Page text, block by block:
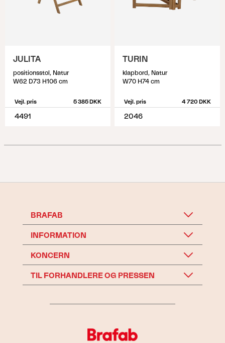
JULITA
positionsstol, Natur
W62 D73 H106 cm
Vejl. pris 5 385 DKK
4491
TURIN
klapbord, Natur
W70 H74 cm
Vejl. pris 4 720 DKK
2046
BRAFAB
INFORMATION
KONCERN
TIL FORHANDLERE OG PRESSEN